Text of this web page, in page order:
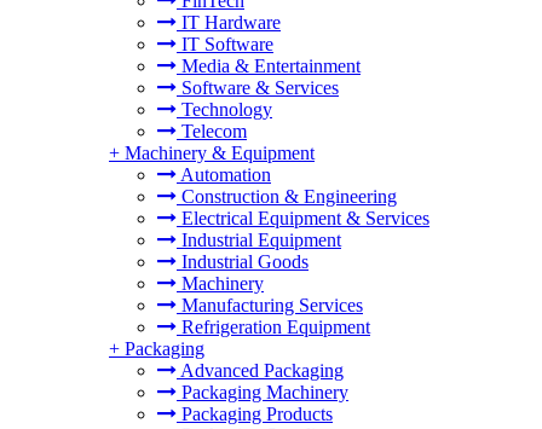
IT Hardware
IT Software
Media & Entertainment
Software & Services
Technology
Telecom
+ Machinery & Equipment
Automation
Construction & Engineering
Electrical Equipment & Services
Industrial Equipment
Industrial Goods
Machinery
Manufacturing Services
Refrigeration Equipment
+ Packaging
Advanced Packaging
Packaging Machinery
Packaging Products